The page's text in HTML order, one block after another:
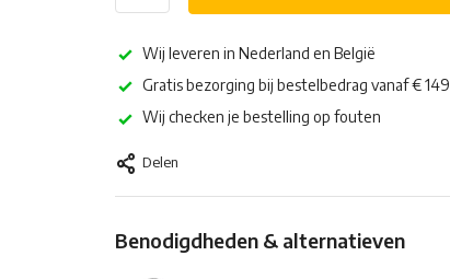
Wij leveren in Nederland en België
Gratis bezorging bij bestelbedrag vanaf € 149
Wij checken je bestelling op fouten
Delen
Benodigdheden & alternatieven